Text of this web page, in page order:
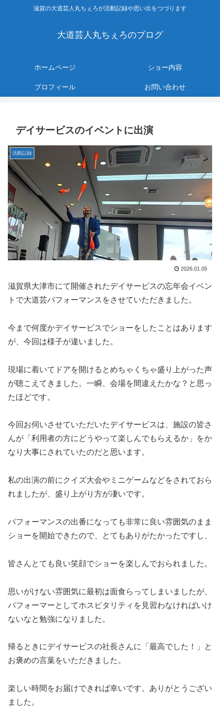
滋賀の大道芸人丸ちぇろが活動記録や思い出をつづります
大道芸人丸ちぇろのブログ
ホームページ ショー内容
プロフィール お問い合わせ
デイサービスのイベントに出演
活動記録
2026.01.05
滋賀県大津市にて開催されたデイサービスの忘年会イベン
トで大道芸パフォーマンスをさせていただきました。
今まで何度かデイサービスでショーをしたことはあります
が、今回は様子が違いました。
現場に着いてドアを開けるとめちゃくちゃ盛り上がった声
が聴こえてきました。一瞬、会場を間違えたかな？と思っ
たほどです。
今回お伺いさせていただいたデイサービスは、施設の皆さ
んが「利用者の方にどうやって楽しんでもらえるか」をか
なり大事にされていたのだと思います。
私の出演の前にクイズ大会やミニゲームなどをされておら
れましたが、盛り上がり方が凄いです。
パフォーマンスの出番になっても非常に良い雰囲気のまま
ショーを開始できたので、とてもありがたかったですし、
皆さんとても良い笑顔でショーを楽しんでおられました。
思いがけない雰囲気に最初は面食らってしまいましたが、
パフォーマーとしてホスピタリティを見習わなければいけ
ないなと勉強になりました。
帰るときにデイサービスの社長さんに「最高でした！」と
お褒めの言葉をいただきました。
楽しい時間をお届けできれば幸いです。ありがとうござい
ました。